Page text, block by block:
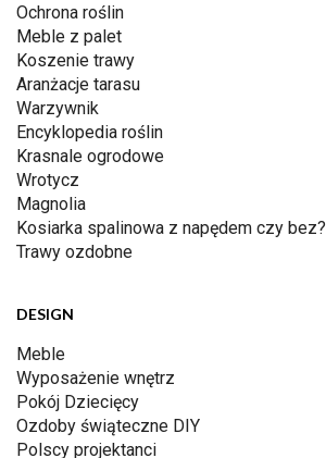
Ochrona roślin
Meble z palet
Koszenie trawy
Aranżacje tarasu
Warzywnik
Encyklopedia roślin
Krasnale ogrodowe
Wrotycz
Magnolia
Kosiarka spalinowa z napędem czy bez?
Trawy ozdobne
DESIGN
Meble
Wyposażenie wnętrz
Pokój Dziecięcy
Ozdoby świąteczne DIY
Polscy projektanci